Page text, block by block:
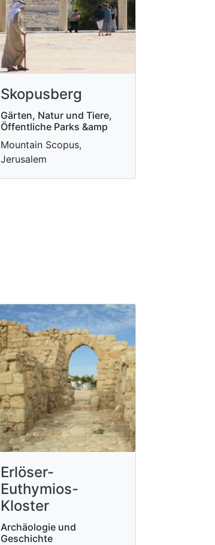
Skopusberg
Gärten, Natur und Tiere,
Öffentliche Parks &amp
Mountain Scopus,
Jerusalem
Erlöser-
Euthymios-
Kloster
Archäologie und
Geschichte